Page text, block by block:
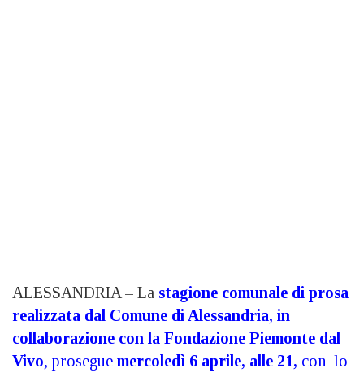
ALESSANDRIA – La stagione comunale di prosa
realizzata dal Comune di Alessandria, in
collaborazione con la Fondazione Piemonte dal
Vivo, prosegue mercoledì 6 aprile, alle 21, con lo